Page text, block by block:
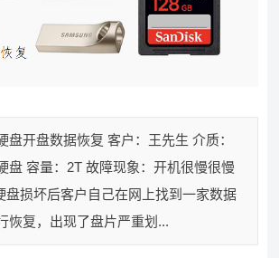
盘开盘数据恢复 客户：王先生 介质：
盘 容量：2T 故障现象：开机很慢很慢
盘损坏后客户自己在网上找到一家数据
恢复，出现了盘片严重划...